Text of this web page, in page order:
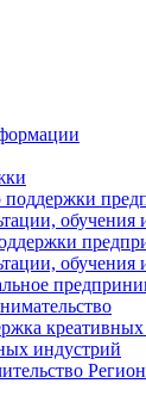
обучения
индустрий